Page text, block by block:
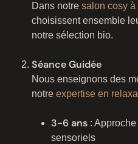
Dans notre salon cosy
choisissent ensemble
notre sélection bio.
Séance Guidée
Nous enseignons des
notre expertise en
3-6 ans :
sensoriels